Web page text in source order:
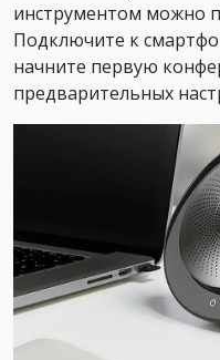
инструментом можно
Подключите к
начните первую
предварительных